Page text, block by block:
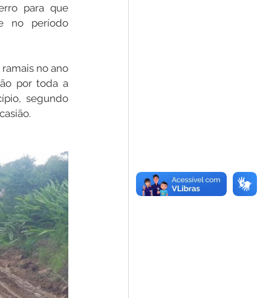
para que
no período
no ano
por toda a
segundo